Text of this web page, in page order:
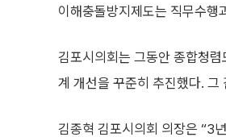
이해충돌방지제도는 직무수행
김포시의회는 그동안 종합청
계 개선을 꾸준히 추진했다. 그
김종혁 김포시의회 의장은 “3